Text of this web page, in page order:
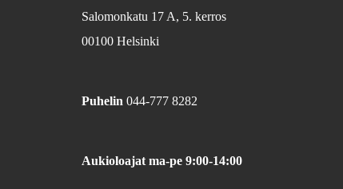
Salomonkatu 17 A, 5. kerros
00100 Helsinki
Puhelin 044-777 8282
Aukioloajat ma-pe 9:00-14:00